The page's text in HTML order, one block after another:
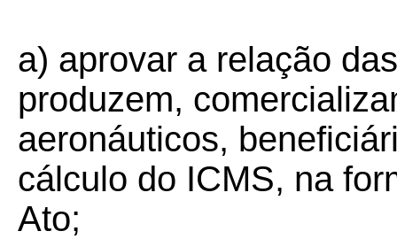
a) aprovar a relação
produzem,
aeronáuticos,
cálculo do ICMS, na
Ato;